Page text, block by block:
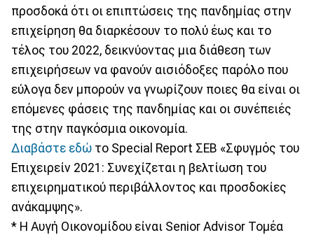
προσδοκά ότι οι επιπτώσεις της πανδημίας στην
επιχείρηση θα διαρκέσουν το πολύ έως και το
τέλος του 2022, δεικνύοντας μια διάθεση των
επιχειρήσεων να φανούν αισιόδοξες παρόλο που
εύλογα δεν μπορούν να γνωρίζουν ποιες θα είναι οι
επόμενες φάσεις της πανδημίας και οι συνέπειές
της στην παγκόσμια οικονομία.
Διαβάστε εδώ το Special Report ΣΕΒ «Σφυγμός του
Επιχειρείν 2021: Συνεχίζεται η βελτίωση του
επιχειρηματικού περιβάλλοντος και προσδοκίες
ανάκαμψης».
* H Αυγή Οικονομίδου είναι Senior Advisor Τομέα